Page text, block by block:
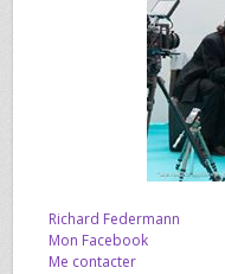
Richard Federmann
Mon Facebook
Me contacter